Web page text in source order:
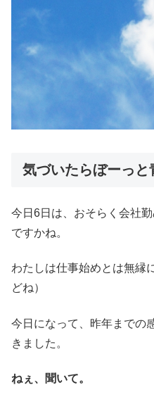
気づいたらぼーっと
今日6日は、おそらく会社
ですかね。
わたしは仕事始めとは無縁
どね）
今日になって、昨年までの
きました。
ねぇ、聞いて。